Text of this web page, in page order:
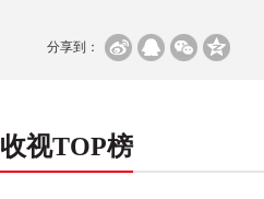
分享到：
收视TOP榜